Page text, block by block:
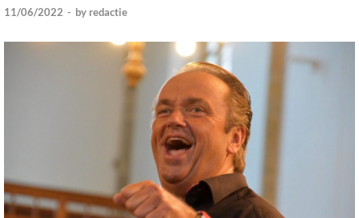
11/06/2022 - by redactie